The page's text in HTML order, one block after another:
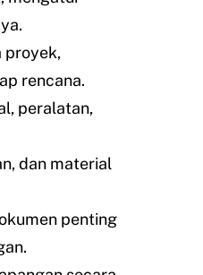
proyek,
rencana.
peralatan,
dan material
penting